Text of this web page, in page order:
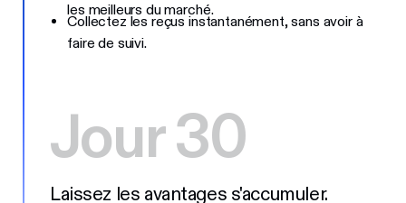
Jour 30
les meilleurs du marché.
Collectez les reçus instantanément, sans avoir à
faire de suivi.
Laissez les avantages s'accumuler.